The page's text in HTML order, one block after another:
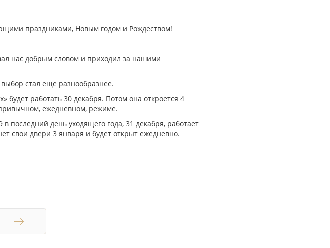
праздниками, Новым годом и Рождеством!
нас добрым словом и приходил за нашими
стал еще разнообразнее.
будет работать 30 декабря. Потом она откроется 4
ежедневном, режиме.
последний день уходящего года, 31 декабря, работает
свои двери 3 января и будет открыт ежедневно.